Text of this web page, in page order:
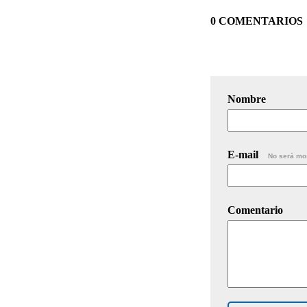
0 COMENTARIOS
Nombre
E-mail No será
Comentario